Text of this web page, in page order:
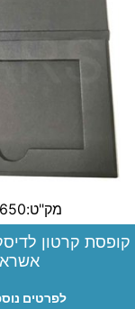
מק"ט:BX-0650
קופסת קרטון
לפרטים